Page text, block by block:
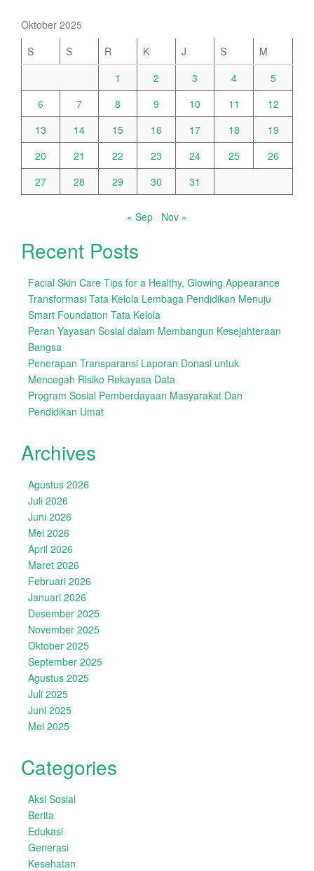
Oktober 2025
S
S R K J S
M
1
2 3 4
5
6
7 8 9 10 11
12
13
14 15 16 17 18
19
20
21 22 23 24 25
26
27
28 29 30 31
« Sep Nov »
Recent Posts
Facial Skin Care Tips for a Healthy, Glowing Appearance
Transformasi Tata Kelola Lembaga Pendidikan Menuju
Smart Foundation Tata Kelola
Peran Yayasan Sosial dalam Membangun Kesejahteraan
Bangsa
Penerapan Transparansi Laporan Donasi untuk
Mencegah Risiko Rekayasa Data
Program Sosial Pemberdayaan Masyarakat Dan
Pendidikan Umat
Archives
Agustus 2026
Juli 2026
Juni 2026
Mei 2026
April 2026
Maret 2026
Februari 2026
Januari 2026
Desember 2025
November 2025
Oktober 2025
September 2025
Agustus 2025
Juli 2025
Juni 2025
Mei 2025
Categories
Aksi Sosial
Berita
Edukasi
Generasi
Kesehatan